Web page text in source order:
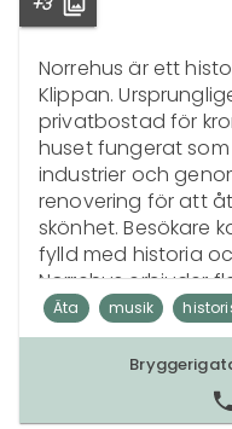
Norrehus är ett
Klippan.
privatbostad för
huset fungerat
industrier och
renovering för att
skönhet. Besökare
fylld med historia
Norrehus erbjuder
Disponentrummet
moderna
med Netflix,
Lägenheten på
per månad, och
Äta musik